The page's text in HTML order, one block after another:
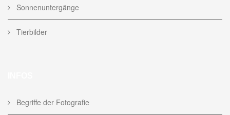
Sonnenuntergänge
Tierbilder
Begriffe der Fotografie